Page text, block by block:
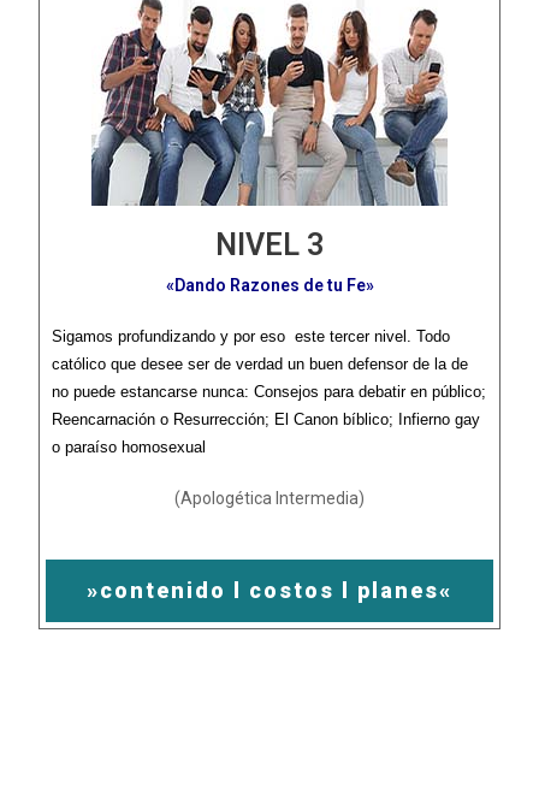
NIVEL 3
«Dando Razones de tu Fe»
Sigamos profundizando y por eso este tercer nivel. Todo
católico que desee ser de verdad un buen defensor de la de
no puede estancarse nunca: Consejos para debatir en público;
Reencarnación o Resurrección; El Canon bíblico; Infierno gay
o paraíso homosexual
(Apologética Intermedia)
»contenido l costos l planes«